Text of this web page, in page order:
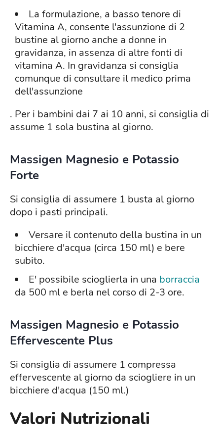
La formulazione, a basso tenore di
Vitamina A, consente l'assunzione di 2
bustine al giorno anche a donne in
gravidanza, in assenza di altre fonti di
vitamina A. In gravidanza si consiglia
comunque di consultare il medico prima
dell'assunzione
. Per i bambini dai 7 ai 10 anni, si consiglia di
assume 1 sola bustina al giorno.
Massigen Magnesio e Potassio
Forte
Si consiglia di assumere 1 busta al giorno
dopo i pasti principali.
Versare il contenuto della bustina in un
bicchiere d'acqua (circa 150 ml) e bere
subito.
E' possibile scioglierla in una borraccia
da 500 ml e berla nel corso di 2-3 ore.
Massigen Magnesio e Potassio
Effervescente Plus
Si consiglia di assumere 1 compressa
effervescente al giorno da sciogliere in un
bicchiere d'acqua (150 ml.)
Valori Nutrizionali